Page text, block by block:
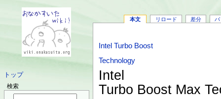
トップ
検索
本文 リロード 差分 バ
Intel Turbo Boost
Technology
Intel
Turbo Boost Max